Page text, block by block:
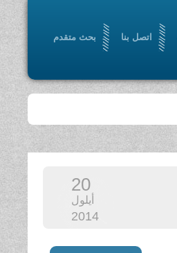
اتصل بنا بحث متقدم
20
أيلول
2014